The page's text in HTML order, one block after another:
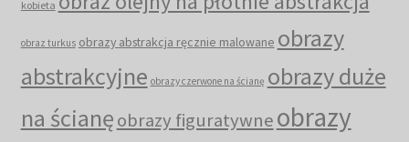
kobieta
obraz turkus obrazy abstrakcja ręcznie malowane obrazy
abstrakcyjne obrazy czerwone na ścianę obrazy duże
na ścianęobrazy figuratywneobrazy